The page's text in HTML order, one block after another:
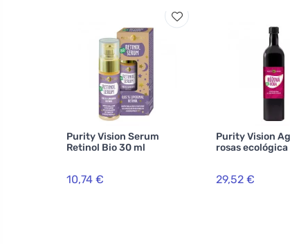
Purity Vision Serum
Retinol Bio 30 ml
10,74 €
Purity Vision
rosas ecológica
29,52 €